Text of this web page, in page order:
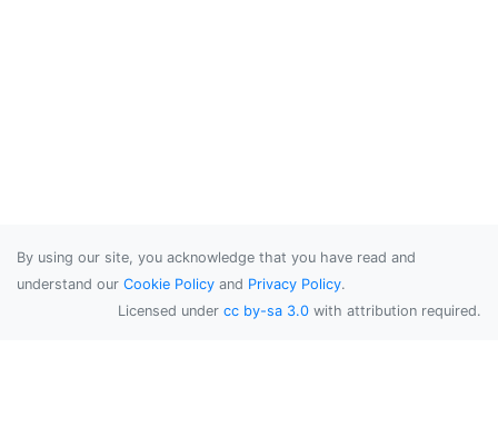
By using our site, you acknowledge that you have read and
understand our Cookie Policy and Privacy Policy.
Licensed under cc by-sa 3.0 with attribution required.